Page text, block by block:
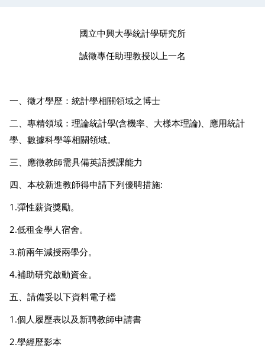
國立中興大學統計學研究所
誠徵專任助理教授以上一名
一、徵才學歷：統計學相關領域之博士
二、專精領域：理論統計學(含機率、大樣本理論)、應用統計
學、數據科學等相關領域。
三、應徵教師需具備英語授課能力
四、本校新進教師得申請下列優聘措施:
1.彈性薪資獎勵。
2.低租金學人宿舍。
3.前兩年減授兩學分。
4.補助研究啟動資金。
五、請備妥以下資料電子檔
1.個人履歷表以及新聘教師申請書
2.學經歷影本